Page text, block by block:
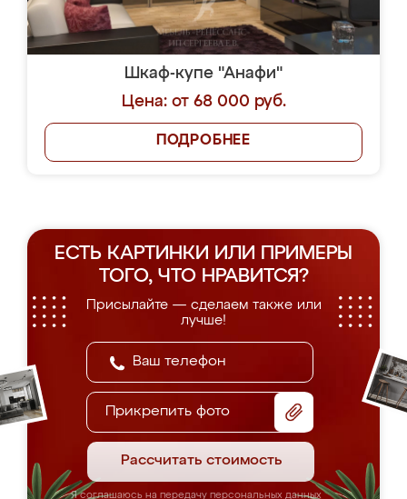
Шкаф-купе "Анафи"
Цена: от 68 000 руб.
ПОДРОБНЕЕ
ЕСТЬ КАРТИНКИ ИЛИ ПРИМЕРЫ
ТОГО, ЧТО НРАВИТСЯ?
Присылайте — сделаем также или
лучше!
Прикрепить фото
Рассчитать стоимость
Я соглашаюсь на передачу персональных данных